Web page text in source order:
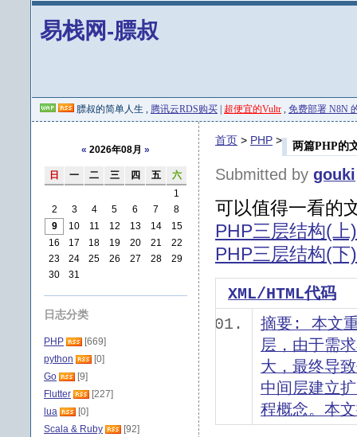
易栈网-膘叔
膘叔的简单人生 , 腾讯云RDS购买 超便宜的Vultr , 免费部署 N8N
两篇PHP的
首页 > PHP >
Submitted by gouki
可以值得一看的
PHP三层结构(
PHP三层结构(
XML/HTML代码
摘要: 本文
层，由于需
大，最终导
中间层建立
程概念。本
« 2026年08月 »
日 一 二 三 四 五
六
1
2
3 4 5 6 7
8
9
10 11 12 13 14
15
16
17 18 19 20 21
22
23
24 25 26 27 28
29
30
31
日志分类
PHP
[669]
python
[0]
Go
[9]
Flutter
[227]
lua
[0]
Scala & Ruby
[92]